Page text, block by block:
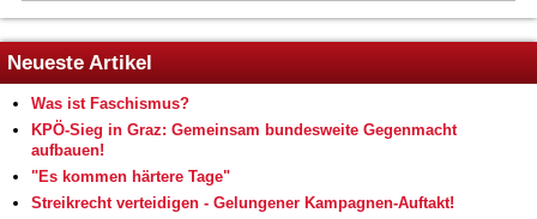
Neueste Artikel
Was ist Faschismus?
KPÖ-Sieg in Graz: Gemeinsam bundesweite Gegenmacht
aufbauen!
"Es kommen härtere Tage"
Streikrecht verteidigen - Gelungener Kampagnen-Auftakt!